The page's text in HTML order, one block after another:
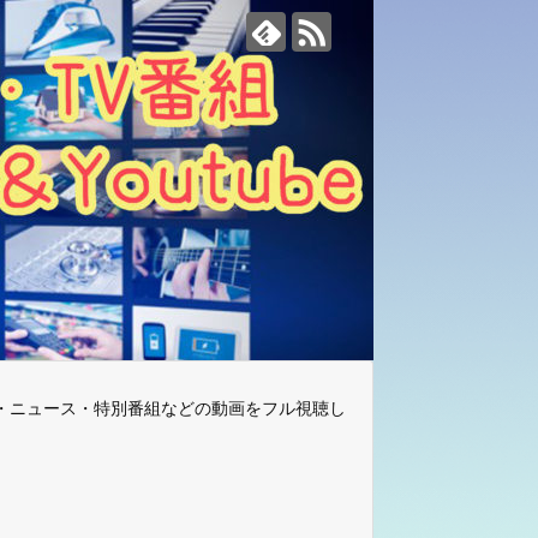
ュース・特別番組などの動画をフル視聴し